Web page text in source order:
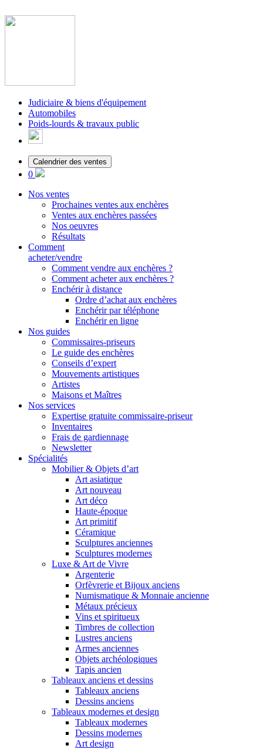
Judiciaire & biens d'équipement
Automobiles
Poids-lourds & travaux public
Calendrier des ventes
0
Nos ventes
Prochaines ventes aux enchères
Ventes aux enchères passées
Nos oeuvres
Résultats
Comment
acheter/vendre
Comment vendre aux enchères ?
Comment acheter aux enchères ?
Enchérir à distance
Ordre d’achat aux enchères
Enchérir par téléphone
Enchérir en ligne
Nos guides
Commissaires-priseurs
Le guide des enchères
Conseils d’expert
Mouvements artistiques
Artistes
Maisons et Maîtres
Nos services
Expertise gratuite commissaire-priseur
Inventaires
Frais de gardiennage
Newsletter
Spécialités
Mobilier & Objets d’art
Art asiatique
Art nouveau
Art déco
Haute-époque
Art primitif
Céramique
Sculptures anciennes
Sculptures modernes
Luxe & Art de Vivre
Argenterie
Orfèvrerie et Bijoux anciens
Numismatique & Monnaie ancienne
Métaux précieux
Vins et spiritueux
Timbres de collection
Lustres anciens
Armes anciennes
Objets archéologiques
Tapis ancien
Tableaux anciens et dessins
Tableaux anciens
Dessins anciens
Tableaux modernes et design
Tableaux modernes
Dessins modernes
Art design